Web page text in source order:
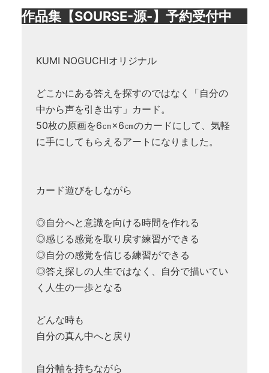
作品集【SOURSE-源-】予約受付中
KUMI NOGUCHIオリジナル
どこかにある答えを探すのではなく「自分の
中から声を引き出す」カード。
50枚の原画を6㎝×6㎝のカードにして、気軽
に手にしてもらえるアートになりました。
カード遊びをしながら
◎自分へと意識を向ける時間を作れる
◎感じる感覚を取り戻す練習ができる
◎自分の感覚を信じる練習ができる
◎答え探しの人生ではなく、自分で描いてい
く人生の一歩となる
どんな時も
自分の真ん中へと戻り
自分軸を持ちながら